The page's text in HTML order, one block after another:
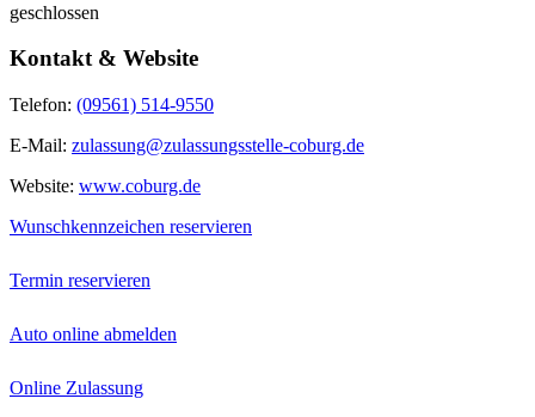
geschlossen
Kontakt & Website
Telefon: (09561) 514-9550
E-Mail: zulassung@zulassungsstelle-coburg.de
Website: www.coburg.de
Wunschkennzeichen reservieren
Termin reservieren
Auto online abmelden
Online Zulassung